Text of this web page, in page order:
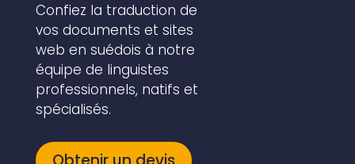
Confiez la traduction de
vos documents et sites
web en suédois à notre
équipe de linguistes
professionnels, natifs et
spécialisés.